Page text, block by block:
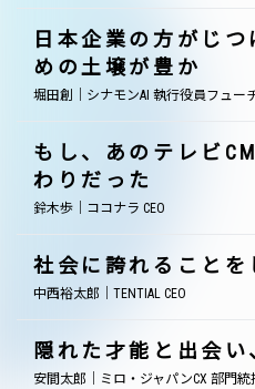
日本企業の方がじ
めの土壌が豊か
堀田創｜シナモンAI 執行役員フュー
もし、あのテレビ
わりだった
鈴木歩｜ココナラ CEO
社会に誇れることを
中西裕太郎｜TENTIAL CEO
隠れた才能と出会い
安間太郎｜ミロ・ジャパンCX 部門統